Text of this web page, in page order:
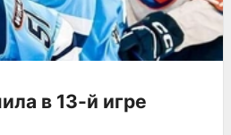
в 13-й игре